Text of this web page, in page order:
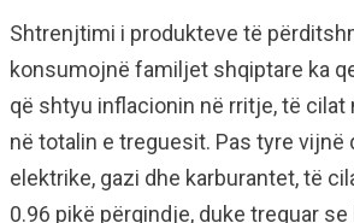
Shtrenjtimi i produkteve të
konsumojnë familjet shqiptare ka
që shtyu inflacionin në rritje, të cilat
në totalin e treguesit. Pas tyre vijnë
elektrike, gazi dhe karburantet, të
0.96 pikë përqindje, duke treguar